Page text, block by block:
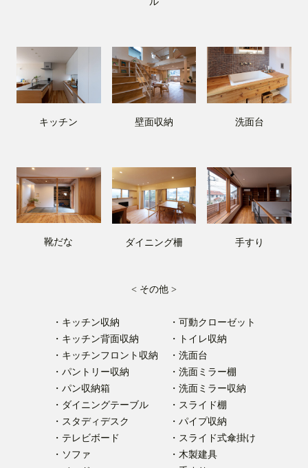
キッチン 壁面収納 洗面台
靴だな ダイニング柵 手すり
< その他 >
・キッチン収納
・キッチン背面収納
・キッチンフロント収納
・パントリー収納
・パン収納箱
・ダイニングテーブル
・スタディデスク
・テレビボード
・ソファ
・可動クローゼット
・トイレ収納
・洗面台
・洗面ミラー棚
・洗面ミラー収納
・スライド棚
・パイプ収納
・スライド式傘掛け
・木製建具